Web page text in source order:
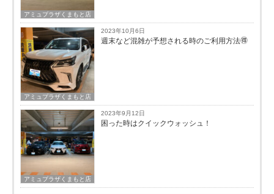
アミュプラザくまもと店
アミュプラザくまもと店
2023年10月6日
週末など混雑が予想される時のご利用方法🉐
アミュプラザくまもと店
2023年9月12日
困った時はクイックウォッシュ！